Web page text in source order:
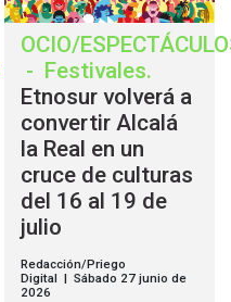
OCIO/
- Festivales.
Etnosur volverá a
convertir Alcalá
la Real en un
cruce de culturas
del 16 al 19 de
julio
Redacción/Priego
Digital | Sábado 27 junio de
2026